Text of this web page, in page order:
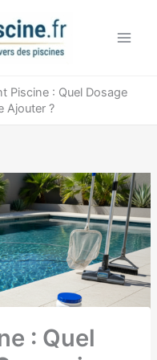
Piscine : Quel Dosage
Ajouter ?
: Quel